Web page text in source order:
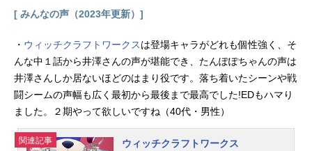
色彩設計：橋本賢撮影監督：井上洋
志編集：笠井義宏音楽：吟(BUSTED
ROSE)音楽制作：キングレコードア
ニメーション制作：テレコム・アニ
メーションフィルム製作：「イジら
ないで、長瀞さん」製作委員会主題
歌OP：「EASYLOVE」上坂すみれE
D：「カラフル・キャンバス」長瀞さ
ん(CV.上坂すみれ)、ガモちゃん(CV.
小松未可子)、ヨッシー(CV.鈴木愛
[ みんなの声（2023年更新）]
・ ウィッチクラフトワークスは登場キャラがどれも個性強く、そ
んな中１話から井澤さんの声が堪能でき、たんぽぽちゃんの声は
井澤さんしか居ないほどのはまり役です。落ち着いたシーンや戦
闘シームの声幅も広く最初から最後まで最高でした!EDもハマり
ました。２期やって欲しいですね（40代・男性）
関連記事
ウィッチクラフトワークス